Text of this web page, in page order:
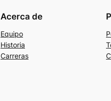
Acerca de
Equipo
Historia
Carreras